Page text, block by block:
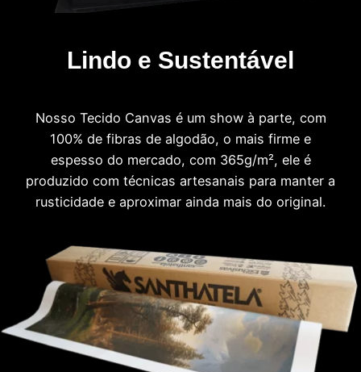
Lindo e Sustentável
Nosso Tecido Canvas é um show à parte, com
100% de fibras de algodão, o mais firme e
espesso do mercado, com 365g/m², ele é
produzido com técnicas artesanais para manter a
rusticidade e aproximar ainda mais do original.